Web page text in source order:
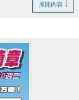
恢復原價
展開內容